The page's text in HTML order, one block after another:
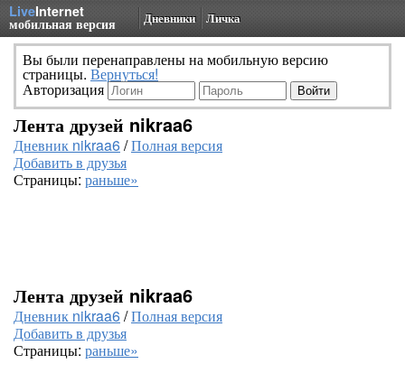
LiveInternet
мобильная версия Дневники Личка
Вы были перенаправлены на мобильную версию
страницы. Вернуться!
Авторизация
Лента друзей nikraa6
Дневник nikraa6/Полная версия
Добавить в друзья
Страницы: раньше»
Лента друзей nikraa6
Дневник nikraa6/Полная версия
Добавить в друзья
Страницы: раньше»